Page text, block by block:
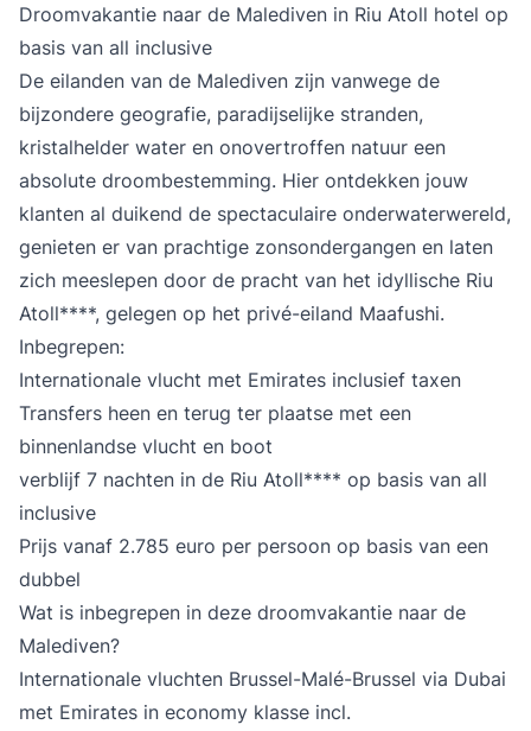
Droomvakantie naar de Malediven in Riu Atoll hotel op
basis van all inclusive
De eilanden van de Malediven zijn vanwege de
bijzondere geografie, paradijselijke stranden,
kristalhelder water en onovertroffen natuur een
absolute droombestemming. Hier ontdekken jouw
klanten al duikend de spectaculaire onderwaterwereld,
genieten er van prachtige zonsondergangen en laten
zich meeslepen door de pracht van het idyllische Riu
Atoll****, gelegen op het privé-eiland Maafushi.
Inbegrepen:
Internationale vlucht met Emirates inclusief taxen
Transfers heen en terug ter plaatse met een
binnenlandse vlucht en boot
verblijf 7 nachten in de Riu Atoll**** op basis van all
inclusive
Prijs vanaf 2.785 euro per persoon op basis van een
dubbel
Wat is inbegrepen in deze droomvakantie naar de
Malediven?
Internationale vluchten Brussel-Malé-Brussel via Dubai
met Emirates in economy klasse incl.